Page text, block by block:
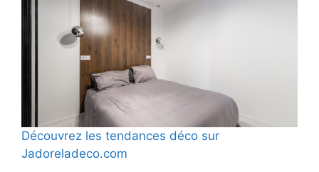
Découvrez les tendances déco sur
Jadoreladeco.com